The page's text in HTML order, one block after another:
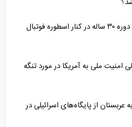
درگذشت مسی؛ پایان یک دوره ۳۰ ساله در کنار اسطوره فوتبال
امنیت ملی به آمریکا در مورد تنگه
از پایگاه‌های اسرائیلی در